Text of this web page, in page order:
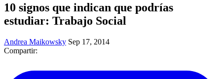
10 signos que indican que podrías
estudiar: Trabajo Social
Andrea Maikowsky Sep 17, 2014
Compartir: